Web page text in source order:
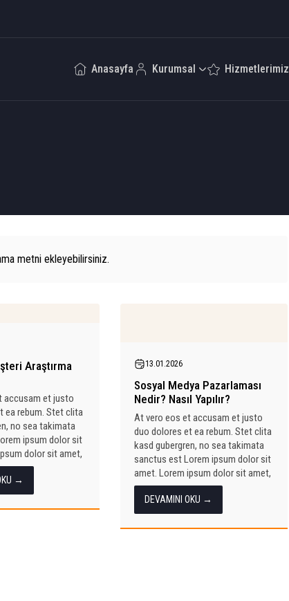
Anasayfa Kurumsal Hizmetlerimiz
metni ekleyebilirsiniz.
Araştırma
accusam et justo
ea rebum. Stet clita
no sea takimata
ipsum dolor sit
dolor sit amet,
elitr, sed...
→
13.01.2026
Sosyal Medya Pazarlaması
Nedir? Nasıl Yapılır?
At vero eos et accusam et justo
duo dolores et ea rebum. Stet clita
kasd gubergren, no sea takimata
sanctus est Lorem ipsum dolor sit
amet. Lorem ipsum dolor sit amet,
consetetur sadipscing elitr, sed...
DEVAMINI OKU →